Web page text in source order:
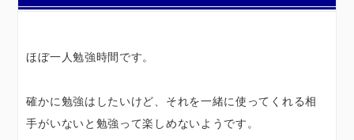
ほぼ一人勉強時間です。
確かに勉強はしたいけど、それを一緒に使ってくれる相
手がいないと勉強って楽しめないようです。